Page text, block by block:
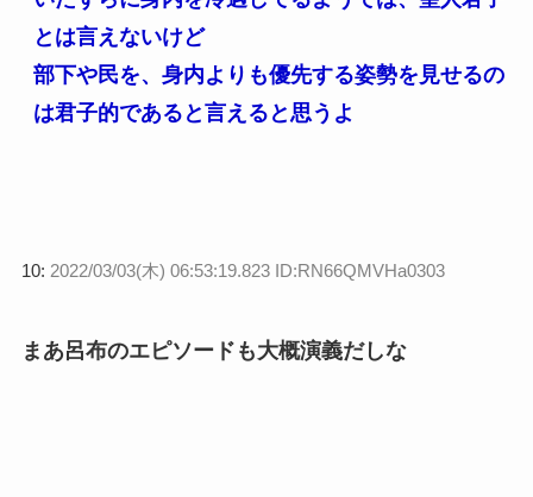
とは言えないけど
部下や民を、身内よりも優先する姿勢を見せるの
は君子的であると言えると思うよ
10: 2022/03/03(木) 06:53:19.823 ID:RN66QMVHa0303
まあ呂布のエピソードも大概演義だしな